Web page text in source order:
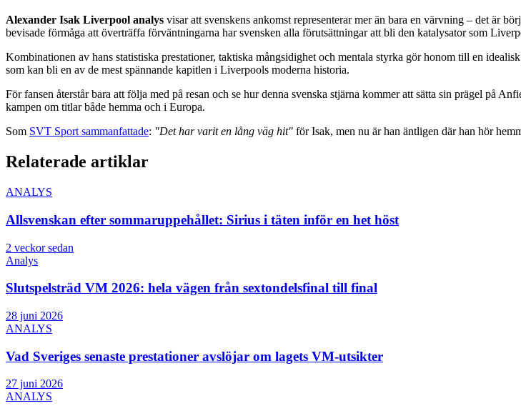
Alexander Isak Liverpool analys visar att svenskens ankomst representerar mer än bara en värvning – det är
bevisade förmåga att överträffa förväntningarna har svensken alla förutsättningar att bli den katalysator som
Kombinationen av hans statistiska prestationer, taktiska mångsidighet och mentala styrka gör honom till en
som kan bli en av de mest spännande kapitlen i Liverpools moderna historia.
För fansen återstår bara att följa med på resan och se hur denna svenska stjärna kommer att sätta sin prägel på
kampen om titlar både hemma och i Europa.
Som SVT Sport sammanfattade: "Det har varit en lång väg hit" för Isak, men nu är han äntligen där han hör
Relaterade artiklar
ANALYS
Allsvenskan efter sommaruppehållet: Sirius i täten inför en het höst
2 veckor sedan
Analys
Slutspelsträd VM 2026: hela vägen från sextondelsfinal till final
28 juni 2026
ANALYS
Vad Sveriges senaste prestationer avslöjar om lagets VM-utsikter
27 juni 2026
ANALYS